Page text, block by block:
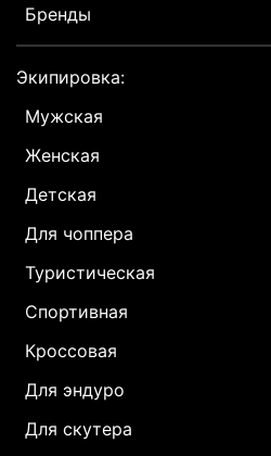
Бренды
Экипировка:
Мужская
Женская
Детская
Для чоппера
Туристическая
Спортивная
Кроссовая
Для эндуро
Для скутера